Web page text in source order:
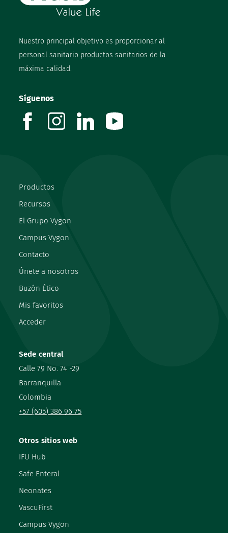
Nuestro principal objetivo es proporcionar al
personal sanitario productos sanitarios de la
máxima calidad.
Sede central
Calle 79 No. 74 -29
Barranquilla
Colombia
+57 (605) 386 96 75
Productos
Recursos
El Grupo Vygon
Campus Vygon
Contacto
Únete a nosotros
Buzón Ético
Mis favoritos
Acceder
Otros sitios web
IFU Hub
Safe Enteral
Neonates
VascuFirst
Campus Vygon
Síguenos
facebookinstagramlinkedin